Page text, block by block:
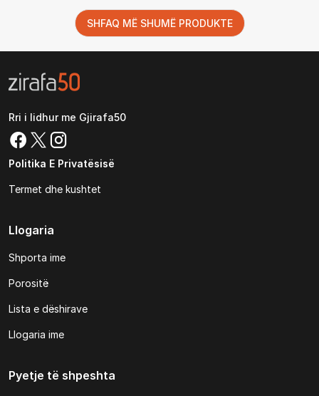
SHFAQ MË SHUMË PRODUKTE
Rri i lidhur me Gjirafa50
Politika E Privatësisë
Termet dhe kushtet
Llogaria
Shporta ime
Porositë
Lista e dëshirave
Llogaria ime
Pyetje të shpeshta